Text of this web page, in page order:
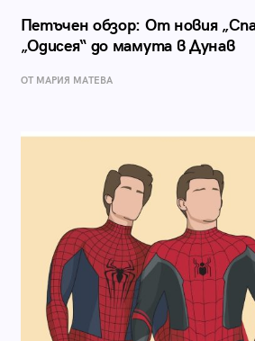
Петъчен обзор: От новия
„Одисея“ до мамута в Дунав
ОТ МАРИЯ МАТЕВА